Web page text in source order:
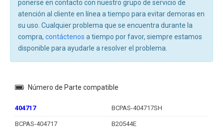
ponerse en contacto con nuestro grupo de servicio de
atención al cliente en línea a tiempo para evitar demoras en
su uso. Cualquier problema que se encuentra durante la
compra, contáctenos a tiempo por favor, siempre estamos
disponible para ayudarle a resolver el problema.
Número de Parte compatible
404717 BCPAS-404717SH
BCPAS-404717 B20544E